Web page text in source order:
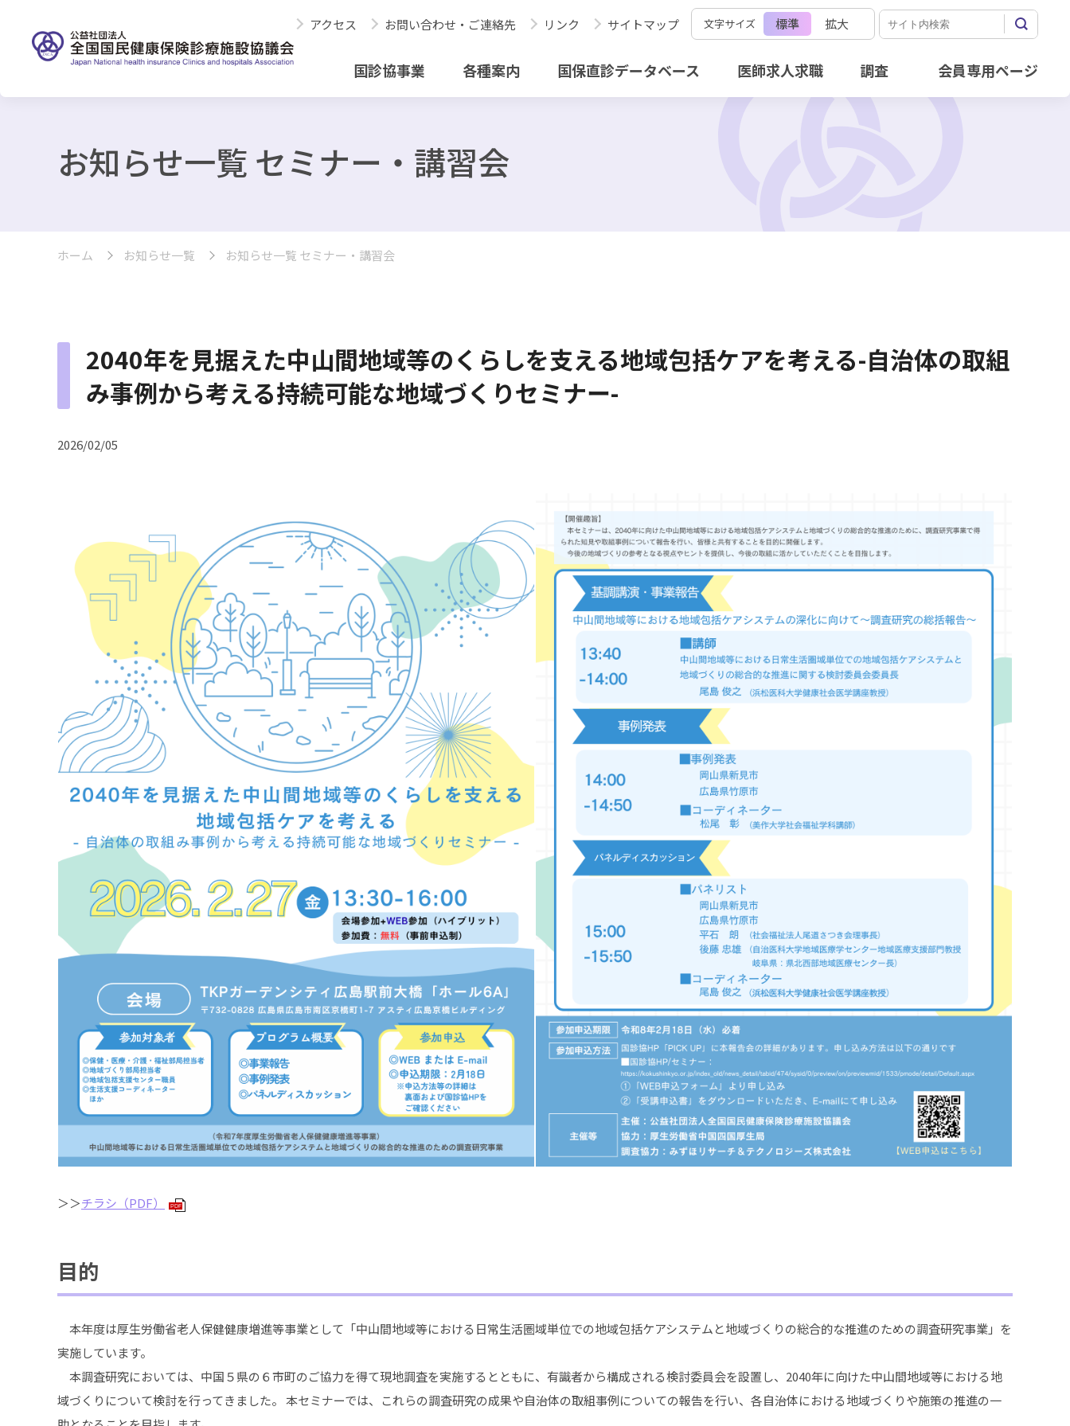
アクセス お問い合わせ・ご連絡先 リンク サイトマップ 文字サイズ 標準 拡大
国診協事業 各種案内 国保直診データベース 医師求人求職 調査 会員専用ページ
お知らせ一覧 セミナー・講習会
ホーム お知らせ一覧 お知らせ一覧 セミナー・講習会
2040年を見据えた中山間地域等のくらしを支える地域包括ケアを考える-自治体の取組
み事例から考える持続可能な地域づくりセミナー-
2026/02/05
＞＞チラシ（PDF） PDF
目的
本年度は厚生労働省老人保健健康増進等事業として「中山間地域等における日常生活圏域単位での地域包括ケアシステムと地域づくりの総合的な推進のための調査研究事業」を
実施しています。
本調査研究においては、中国５県の６市町のご協力を得て現地調査を実施するとともに、有識者から構成される検討委員会を設置し、2040年に向けた中山間地域等における地
域づくりについて検討を行ってきました。 本セミナーでは、これらの調査研究の成果や自治体の取組事例についての報告を行い、各自治体における地域づくりや施策の推進の一